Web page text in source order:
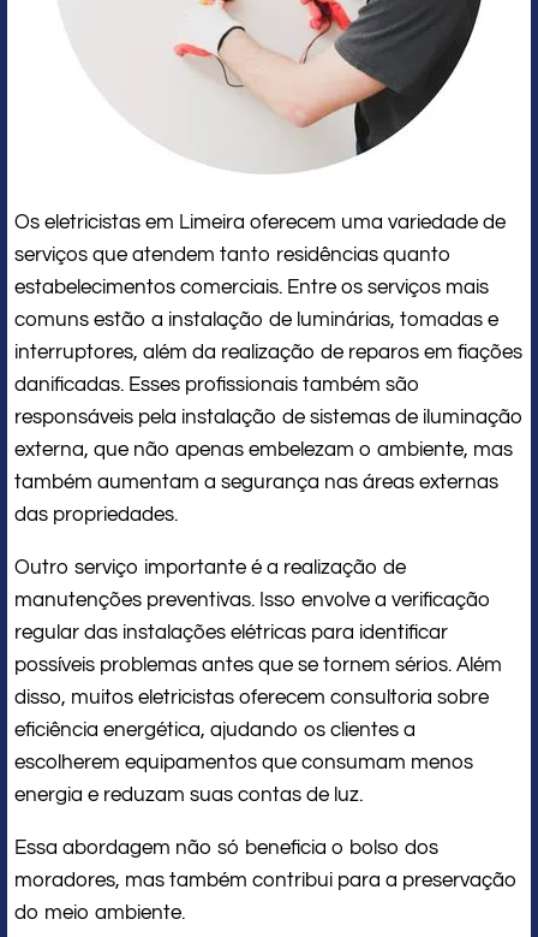
Os eletricistas em Limeira oferecem uma variedade de
serviços que atendem tanto residências quanto
estabelecimentos comerciais. Entre os serviços mais
comuns estão a instalação de luminárias, tomadas e
interruptores, além da realização de reparos em fiações
danificadas. Esses profissionais também são
responsáveis pela instalação de sistemas de iluminação
externa, que não apenas embelezam o ambiente, mas
também aumentam a segurança nas áreas externas
das propriedades.
Outro serviço importante é a realização de
manutenções preventivas. Isso envolve a verificação
regular das instalações elétricas para identificar
possíveis problemas antes que se tornem sérios. Além
disso, muitos eletricistas oferecem consultoria sobre
eficiência energética, ajudando os clientes a
escolherem equipamentos que consumam menos
energia e reduzam suas contas de luz.
Essa abordagem não só beneficia o bolso dos
moradores, mas também contribui para a preservação
do meio ambiente.